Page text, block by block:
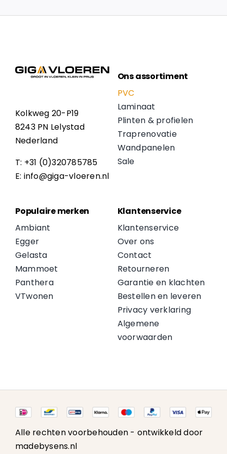
Kolkweg 20-P19
8243 PN Lelystad
Nederland
T: +31 (0)320785785
E: info@giga-vloeren.nl
Ons assortiment
PVC
Laminaat
Plinten & profielen
Traprenovatie
Wandpanelen
Sale
Populaire merken
Ambiant
Egger
Gelasta
Mammoet
Panthera
VTwonen
Klantenservice
Klantenservice
Over ons
Contact
Retourneren
Garantie en klachten
Bestellen en leveren
Privacy verklaring
Algemene
voorwaarden
Alle rechten voorbehouden - ontwikkeld door
madebysens.nl